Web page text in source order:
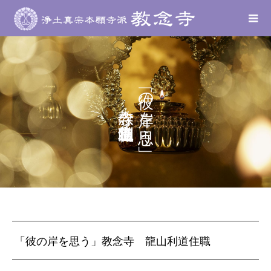
「彼の岸を思う」
教念寺 龍山利道住職
「彼の岸を思う」教念寺 龍山利道住職